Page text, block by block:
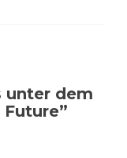
unter dem